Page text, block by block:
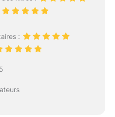
Contrôle de
Minuterie：3 vitesses
Moyen/Fort) et
12h/24h). Interface
lumineux des
: